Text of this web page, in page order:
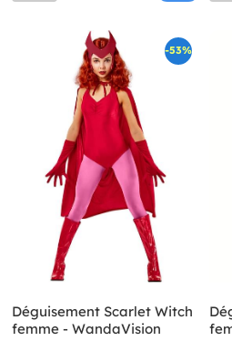
-53%
Déguisement Scarlet Witch
femme - WandaVision